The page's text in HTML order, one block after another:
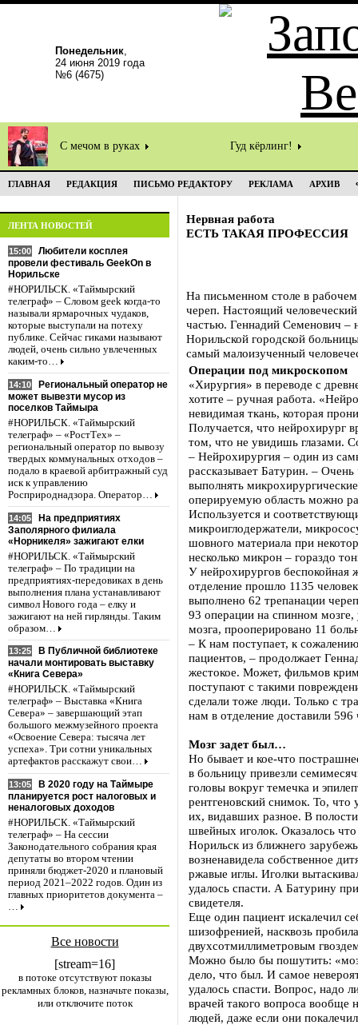
Понедельник,
24 июня 2019 года
№6 (4675)
С мечом в руках Гуд кёрлинг!
ГЛАВНАЯ РЕДАКЦИЯ ПИСЬМО РЕДАКТОРУ РЕКЛАМА АРХИВ
ЛЕНТА НОВОСТЕЙ
15:00
Любители косплея
провели фестиваль GeekOn в
Норильске
#НОРИЛЬСК. «Таймырский
телеграф» – Словом geek когда-то
называли ярмарочных чудаков,
которые выступали на потеху
публике. Сейчас гиками называют
людей, очень сильно увлеченных
каким-то…
14:10
Региональный оператор не
может вывезти мусор из
поселков Таймыра
#НОРИЛЬСК. «Таймырский
телеграф» – «РостТех» –
региональный оператор по вывозу
твердых коммунальных отходов –
подало в краевой арбитражный суд
иск к управлению
Росприроднадзора. Оператор…
14:05
На предприятиях
Заполярного филиала
«Норникеля» зажигают елки
#НОРИЛЬСК. «Таймырский
телеграф» – По традиции на
предприятиях-передовиках в день
выполнения плана устанавливают
символ Нового года – елку и
зажигают на ней гирлянды. Таким
образом…
13:25
В Публичной библиотеке
начали монтировать выставку
«Книга Севера»
#НОРИЛЬСК. «Таймырский
телеграф» – Выставка «Книга
Севера» – завершающий этап
большого межмузейного проекта
«Освоение Севера: тысяча лет
успеха». Три сотни уникальных
артефактов расскажут свои…
13:05
В 2020 году на Таймыре
планируется рост налоговых и
неналоговых доходов
#НОРИЛЬСК. «Таймырский
телеграф» – На сессии
Законодательного собрания края
депутаты во втором чтении
приняли бюджет-2020 и плановый
период 2021–2022 годов. Один из
главных приоритетов документа –
…
Все новости
[stream=16]
в потоке отсутствуют показы
рекламных блоков, назначьте показы,
или отключите поток
Нервная работа
ЕСТЬ ТАКАЯ ПРОФЕССИЯ
На письменном столе в
череп. Настоящий
частью. Геннадий Семенович –
Норильской городской
самый малоизученный
Операции под микроскопом
«Хирургия» в переводе с
хотите – ручная работа.
невидимая ткань, которая
Получается, что нейрохирург
том, что не увидишь глазами.
– Нейрохирургия – один из
рассказывает Батурин. –
выполнять
оперируемую область можно
Используется и
микроиглодержатели,
шовного материала при
несколько микрон – гораздо
У нейрохирургов беспокойная
отделение прошло 1135
выполнено 62 трепанации
93 операции на спинном мозге,
мозга, прооперировано 11
– К нам поступает, к
пациентов, – продолжает
жестокое. Может, фильмов
поступают с такими
сделали тоже люди. Только с
нам в отделение доставили 596
Мозг задет был…
Но бывает и кое-что
в больницу привезли
головы вокруг темечка и
рентгеновский снимок. То, что
их, видавших разное. В
швейных иголок. Оказалось
Норильск из ближнего
возненавидела собственное
ржавые иглы. Иголки
удалось спасти. А Батурину
свидетеля.
Еще один пациент искалечил
шизофренией, насквозь
двухсотмиллиметровым
Можно было бы пошутить:
дело, что был. И самое
удалось спасти. Вопрос, надо
врачей такого вопроса вообще
людей, даже если они